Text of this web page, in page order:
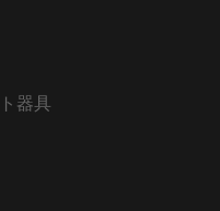
器具